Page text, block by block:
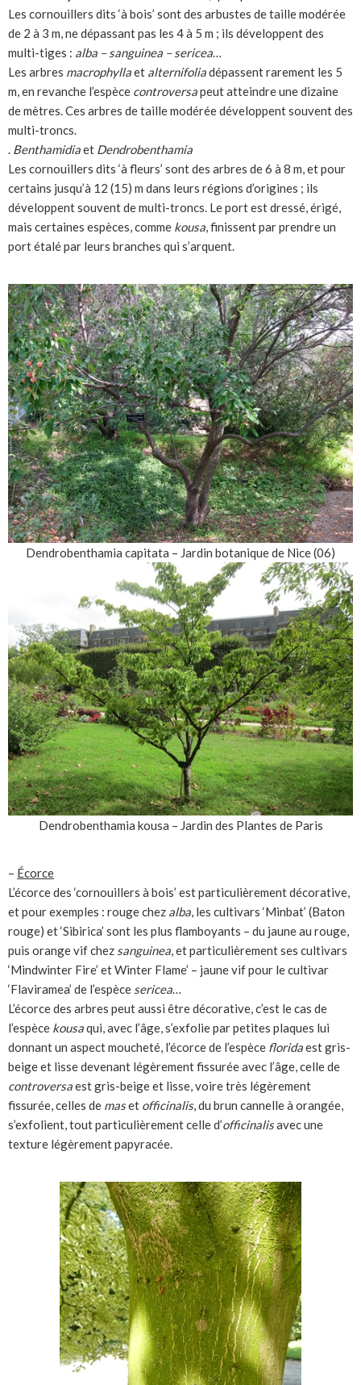
Les cornouillers dits ‘à bois’ sont des arbustes de taille modérée
de 2 à 3 m, ne dépassant pas les 4 à 5 m ; ils développent des
multi-tiges : alba – sanguinea – sericea…
Les arbres macrophyllaet alternifoliadépassent rarement les 5
m, en revanche l’espèce controversapeut atteindre une dizaine
de mètres. Ces arbres de taille modérée développent souvent des
multi-troncs.
. Benthamidiaet Dendrobenthamia
Les cornouillers dits ‘à fleurs’ sont des arbres de 6 à 8 m, et pour
certains jusqu’à 12 (15) m dans leurs régions d’origines ; ils
développent souvent de multi-troncs. Le port est dressé, érigé,
mais certaines espèces, comme kousa, finissent par prendre un
port étalé par leurs branches qui s’arquent.
Dendrobenthamia capitata – Jardin botanique de Nice (06)
Dendrobenthamia kousa – Jardin des Plantes de Paris
– Écorce
L’écorce des ‘cornouillers à bois’ est particulièrement décorative,
et pour exemples : rouge chez alba, les cultivars ‘Minbat’ (Baton
rouge) et ‘Sibirica’ sont les plus flamboyants – du jaune au rouge,
puis orange vif chez sanguinea, et particulièrement ses cultivars
‘Mindwinter Fire’ et Winter Flame’ – jaune vif pour le cultivar
‘Flaviramea’ de l’espèce sericea…
L’écorce des arbres peut aussi être décorative, c’est le cas de
l’espèce kousaqui, avec l’âge, s’exfolie par petites plaques lui
donnant un aspect moucheté, l’écorce de l’espèce floridaest gris-
beige et lisse devenant légèrement fissurée avec l’âge, celle de
controversaest gris-beige et lisse, voire très légèrement
fissurée, celles de maset officinalis, du brun cannelle à orangée,
s’exfolient, tout particulièrement celle d’officinalisavec une
texture légèrement papyracée.